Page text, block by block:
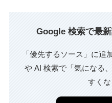
Google 検索で最
「優先するソース」に追
や AI 検索で「気になる
すくな